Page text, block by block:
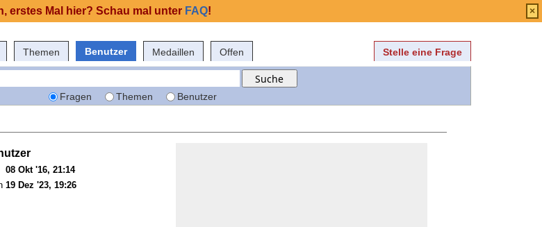
Themen Benutzer Medaillen Offen Stelle eine Frage
Fragen Themen Benutzer
08 Okt '16, 21:14
19 Dez '23, 19:26
erstes Mal hier? Schau mal unter FAQ! ×